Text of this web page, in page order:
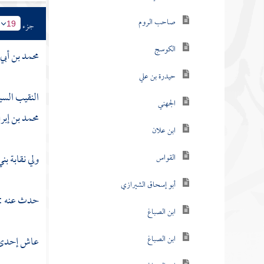
صاحب الروم
الكوسج
حيدرة بن علي
الجهني
ابن علان
القواس
أبو إسحاق الشيرازي
ابن الصباغ
ابن الصباغ
جزء 19
محمد بن
النقيب
محمد بن
ولي نقابة
حدث عنه :
عاش إحدى